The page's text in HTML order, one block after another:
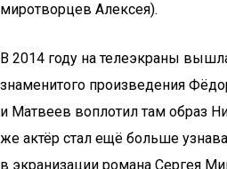
миротворцев Алексея).
В 2014 году на телеэкраны
знаменитого произведения
и Матвеев воплотил там образ
же актёр стал ещё больше
в экранизации романа Сергея